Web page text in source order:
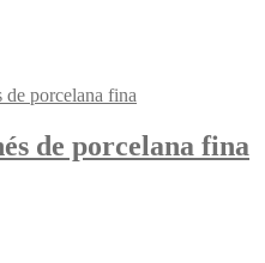
de porcelana fina